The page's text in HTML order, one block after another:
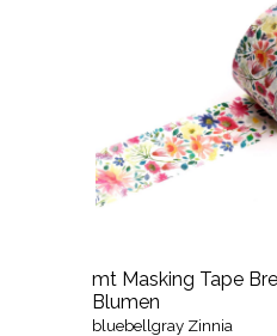
mt Masking Tape
Blumen
bluebellgray Zinnia